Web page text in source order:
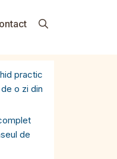
practic
o zi din
de